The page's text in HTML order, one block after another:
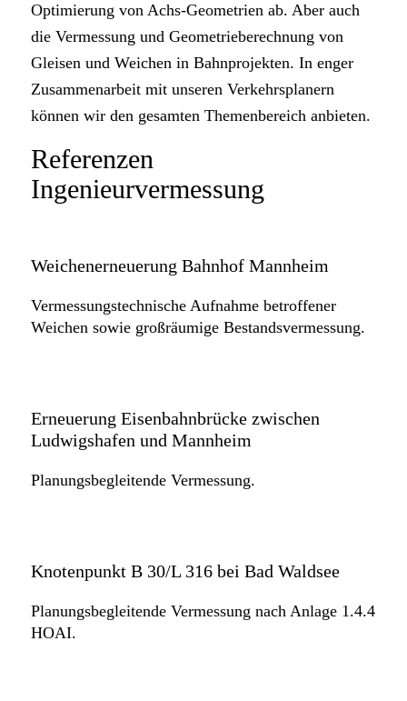
Optimierung von Achs-Geometrien ab. Aber auch
die Vermessung und Geometrieberechnung von
Gleisen und Weichen in Bahnprojekten. In enger
Zusammenarbeit mit unseren Verkehrsplanern
können wir den gesamten Themenbereich anbieten.
Referenzen
Ingenieurvermessung
Weichenerneuerung Bahnhof Mannheim
Vermessungstechnische Aufnahme betroffener
Weichen sowie großräumige Bestandsvermessung.
Erneuerung Eisenbahnbrücke zwischen
Ludwigshafen und Mannheim
Planungsbegleitende Vermessung.
Knotenpunkt B 30/L 316 bei Bad Waldsee
Planungsbegleitende Vermessung nach Anlage 1.4.4
HOAI.